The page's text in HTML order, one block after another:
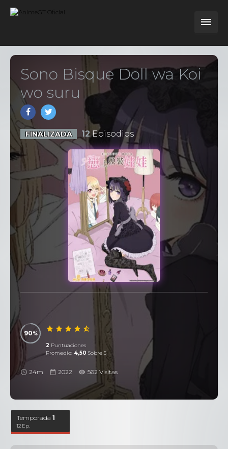
Sono Bisque Doll wa Koi
wo suru
FINALIZADA 12 Episodios
90
2 Puntuaciones
Promedio: 4,50 Sobre 5
24m 2022 562 Visitas
Temporada1
12 Ep.